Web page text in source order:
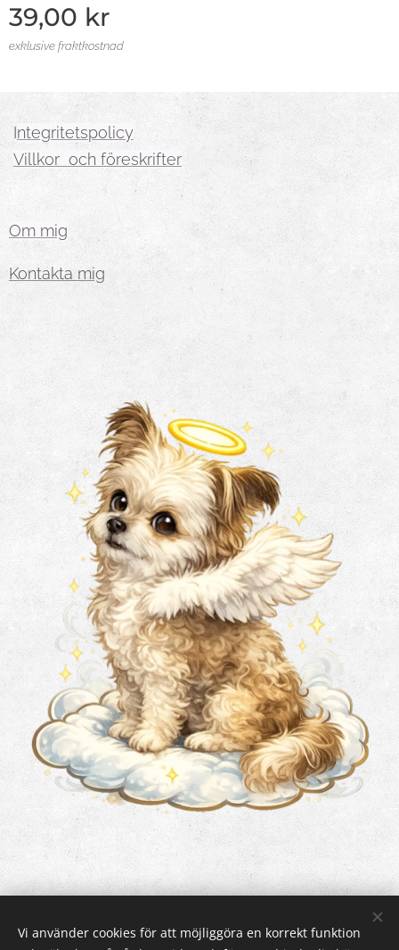
39,00 kr
exklusive fraktkostnad
Integritetspolicy
Villkor och föreskrifter
Om mig
Kontakta mig
Vi använder cookies för att möjliggöra en korrekt funktion